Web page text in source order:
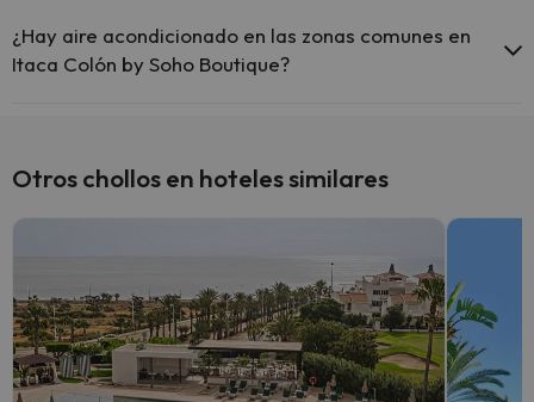
comunes.
¿Hay aire acondicionado en las zonas comunes en
Itaca Colón by Soho Boutique?
Otros chollos en hoteles similares